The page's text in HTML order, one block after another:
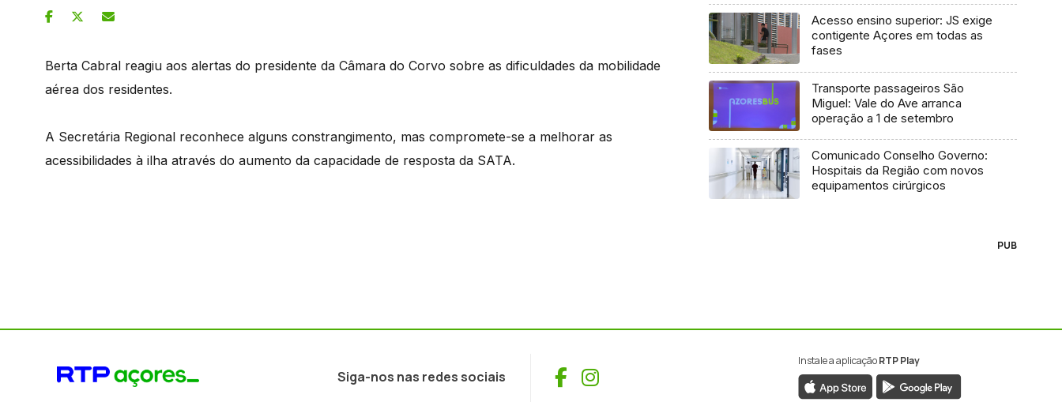
Berta Cabral reagiu aos alertas do presidente da Câmara do Corvo sobre as dificuldades da mobilidade
aérea dos residentes.
A Secretária Regional reconhece alguns constrangimento, mas compromete-se a melhorar as
acessibilidades à ilha através do aumento da capacidade de resposta da SATA.
Acesso ensino superior: JS exige
contigente Açores em todas as
fases
Transporte passageiros São
Miguel: Vale do Ave arranca
operação a 1 de setembro
Comunicado Conselho Governo:
Hospitais da Região com novos
equipamentos cirúrgicos
PUB
Siga-nos nas redes sociais Facebook
Instagram
Instale a aplicaçãoRTP Play